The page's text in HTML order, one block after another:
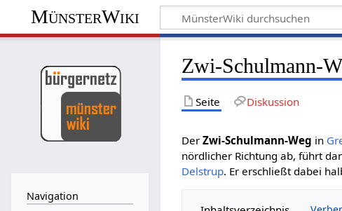
MünsterWiki
Zwi-Schulmann-
Seite Diskussion
DerZwi-Schulmann-Weg in
nördlicher Richtung ab, führt
Delstrup. Er erschließt dabei
Navigation